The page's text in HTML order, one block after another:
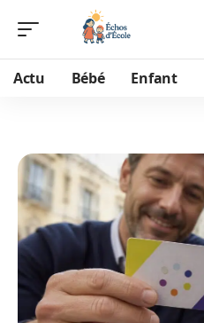
Actu Bébé Enfant